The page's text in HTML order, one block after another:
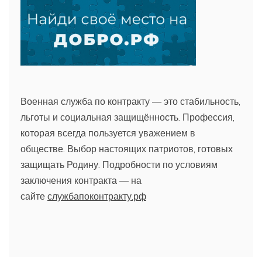
Военная служба по контракту — это стабильность,
льготы и социальная защищённость. Профессия,
которая всегда пользуется уважением в
обществе. Выбор настоящих патриотов, готовых
защищать Родину. Подробности по условиям
заключения контракта — на
сайте службапоконтракту.рф